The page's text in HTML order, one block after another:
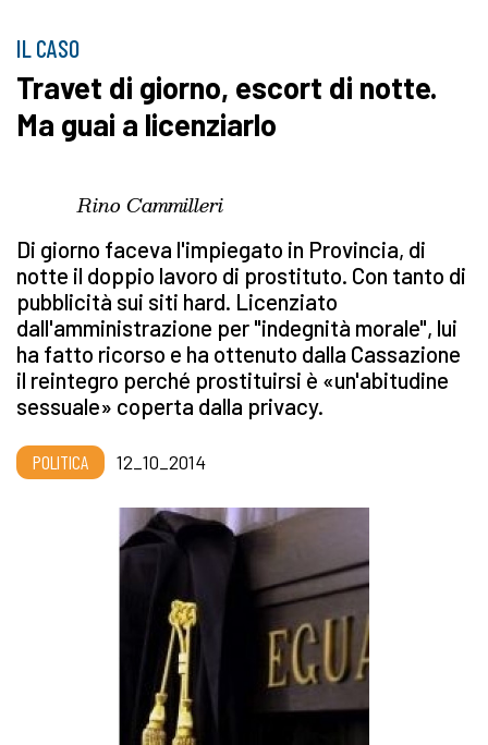
IL CASO
Travet di giorno, escort di notte.
Ma guai a licenziarlo
Rino Cammilleri
Di giorno faceva l'impiegato in Provincia, di
notte il doppio lavoro di prostituto. Con tanto di
pubblicità sui siti hard. Licenziato
dall'amministrazione per "indegnità morale", lui
ha fatto ricorso e ha ottenuto dalla Cassazione
il reintegro perché prostituirsi è «un'abitudine
sessuale» coperta dalla privacy.
POLITICA 12_10_2014